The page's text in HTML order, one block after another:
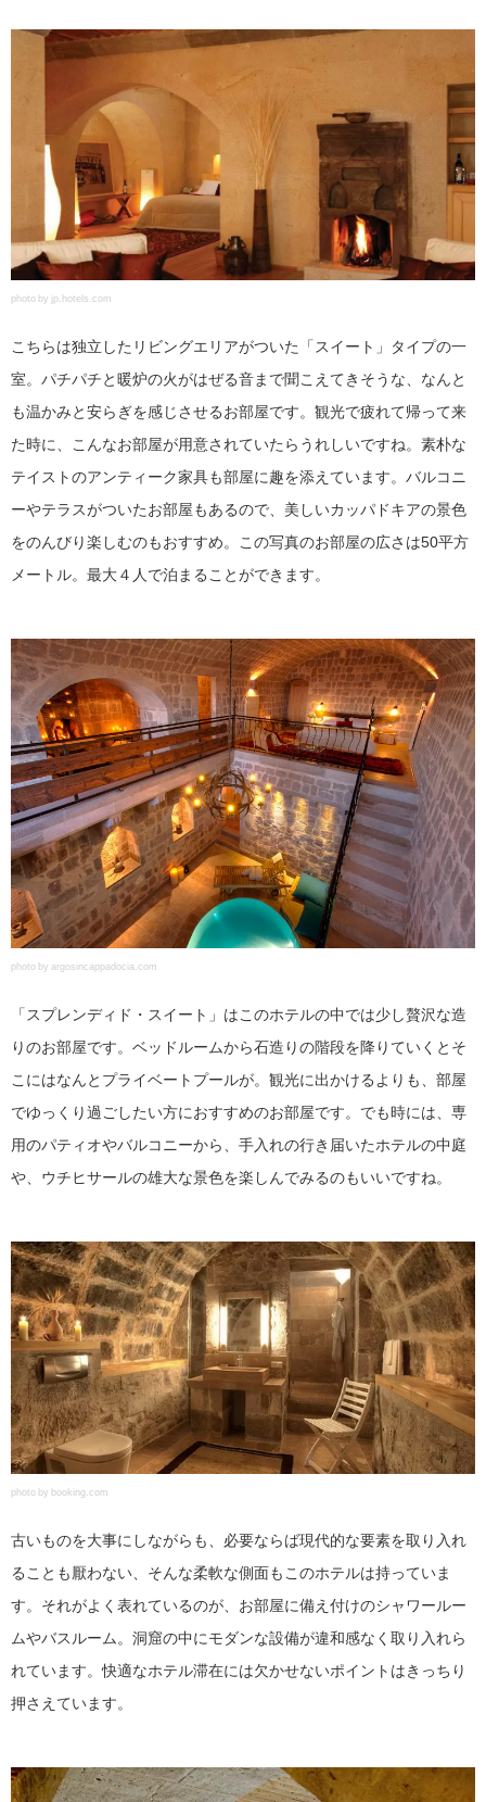
photo by jp.hotels.com
こちらは独立したリビングエリアがついた「スイート」タイプの一
室。パチパチと暖炉の火がはぜる音まで聞こえてきそうな、なんと
も温かみと安らぎを感じさせるお部屋です。観光で疲れて帰って来
た時に、こんなお部屋が用意されていたらうれしいですね。素朴な
テイストのアンティーク家具も部屋に趣を添えています。バルコニ
ーやテラスがついたお部屋もあるので、美しいカッパドキアの景色
をのんびり楽しむのもおすすめ。この写真のお部屋の広さは50平方
メートル。最大４人で泊まることができます。
photo by argosincappadocia.com
「スプレンディド・スイート」はこのホテルの中では少し贅沢な造
りのお部屋です。ベッドルームから石造りの階段を降りていくとそ
こにはなんとプライベートプールが。観光に出かけるよりも、部屋
でゆっくり過ごしたい方におすすめのお部屋です。でも時には、専
用のパティオやバルコニーから、手入れの行き届いたホテルの中庭
や、ウチヒサールの雄大な景色を楽しんでみるのもいいですね。
photo by booking.com
古いものを大事にしながらも、必要ならば現代的な要素を取り入れ
ることも厭わない、そんな柔軟な側面もこのホテルは持っていま
す。それがよく表れているのが、お部屋に備え付けのシャワールー
ムやバスルーム。洞窟の中にモダンな設備が違和感なく取り入れら
れています。快適なホテル滞在には欠かせないポイントはきっちり
押さえています。